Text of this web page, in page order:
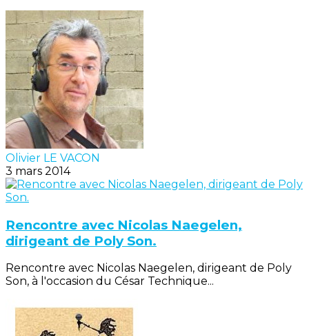
Olivier LE VACON
3 mars 2014
Rencontre avec Nicolas Naegelen,
dirigeant de Poly Son.
Rencontre avec Nicolas Naegelen, dirigeant de Poly
Son, à l'occasion du César Technique...